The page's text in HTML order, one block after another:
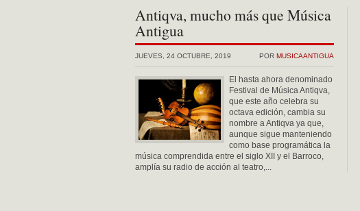
Antiqva, mucho más que Música
Antigua
POR MUSICAANTIGUA
JUEVES, 24 OCTUBRE, 2019
El hasta ahora denominado
Festival de Música Antiqva,
que este año celebra su
octava edición, cambia su
nombre a Antiqva ya que,
aunque sigue manteniendo
como base programática la
música comprendida entre el siglo XII y el Barroco,
amplía su radio de acción al teatro,...